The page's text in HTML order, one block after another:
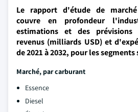
Le rapport d'étude de
couvre en profondeur
estimations et des
revenus (milliards USD) et
de 2021 à 2032, pour les
Marché, par carburant
Essence
Diesel